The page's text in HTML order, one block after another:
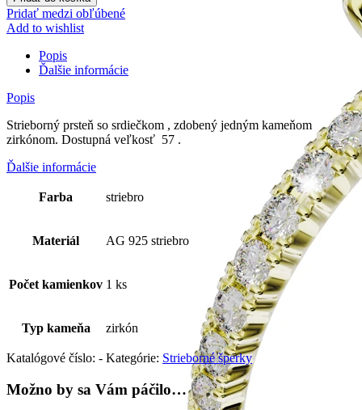
Pridať medzi obľúbené
Add to wishlist
Popis
Ďalšie informácie
Popis
Strieborný prsteň so srdiečkom , zdobený jedným kameňom
zirkónom. Dostupná veľkosť 57 .
Ďalšie informácie
Farba striebro
Materiál AG 925 striebro
Počet kamienkov 1 ks
Typ kameňa zirkón
Katalógové číslo: - Kategórie: Strieborné šperky
Možno by sa Vám páčilo…